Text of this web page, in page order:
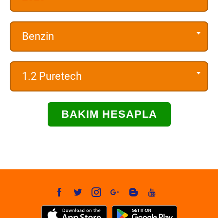
Benzin
1.2 Puretech
BAKIM HESAPLA